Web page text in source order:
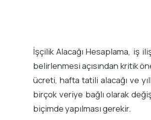
İşçilik Alacağı Hesaplama, iş
belirlenmesi açısından kritik
ücreti, hafta tatili alacağı ve
birçok veriye bağlı olarak
biçimde yapılması gerekir.